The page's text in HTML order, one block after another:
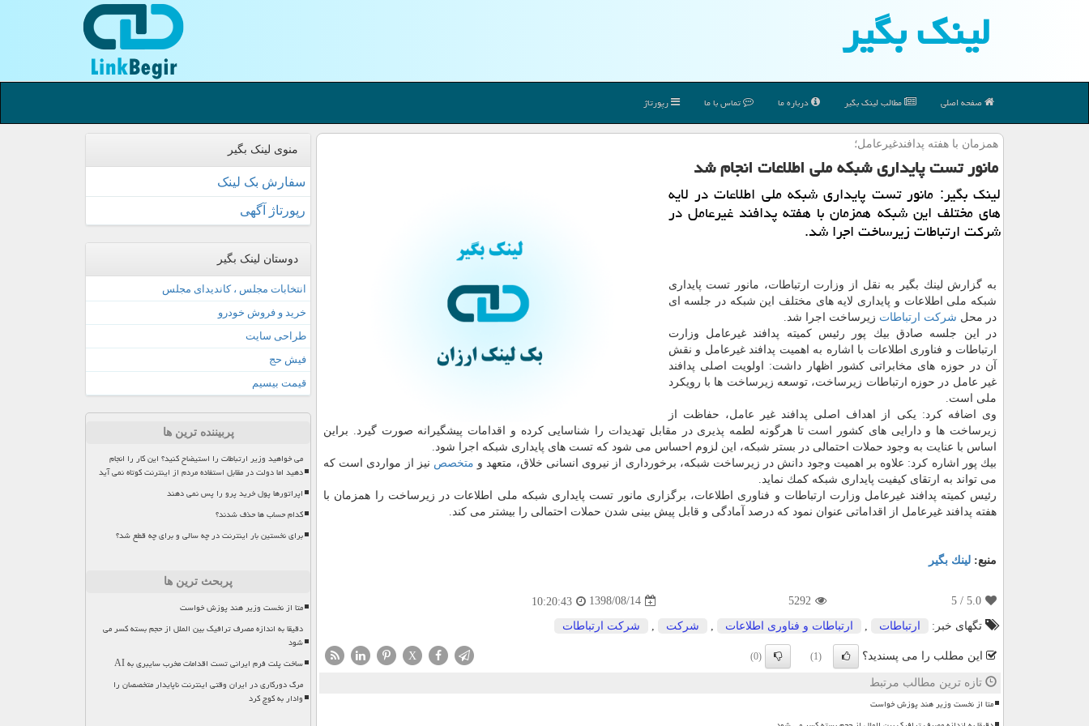
لینك بگیر
صفحه اصلی مطالب لینك بگیر درباره ما تماس با ما رپورتاژ
همزمان با هفته پدافندغیرعامل؛
مانور تست پایداری شبكه ملی اطلاعات انجام شد
لینك بگیر: مانور تست پایداری شبكه ملی اطلاعات در لایه
های مختلف این شبكه همزمان با هفته پدافند غیرعامل در
شركت ارتباطات زیرساخت اجرا شد.
به گزارش لینك بگیر به نقل از وزارت ارتباطات، مانور تست پایداری
شبكه ملی اطلاعات و پایداری لایه های مختلف این شبكه در جلسه ای
در محل شركت ارتباطات زیرساخت اجرا شد.
در این جلسه صادق بیك پور رئیس كمیته پدافند غیرعامل وزارت
ارتباطات و فناوری اطلاعات با اشاره به اهمیت پدافند غیرعامل و نقش
آن در حوزه های مخابراتی كشور اظهار داشت: اولویت اصلی پدافند
غیر عامل در حوزه ارتباطات زیرساخت، توسعه زیرساخت ها با رویكرد
ملی است.
وی اضافه كرد: یكی از اهداف اصلی پدافند غیر عامل، حفاظت از
زیرساخت ها و دارایی های كشور است تا هرگونه لطمه پذیری در مقابل تهدیدات را شناسایی كرده و اقدامات پیشگیرانه صورت گیرد. براین
اساس با عنایت به وجود حملات احتمالی در بستر شبكه، این لزوم احساس می شود كه تست های پایداری شبكه اجرا شود.
بیك پور اشاره كرد: علاوه بر اهمیت وجود دانش در زیرساخت شبكه، برخورداری از نیروی انسانی خلاق، متعهد و متخصص نیز از مواردی است كه
می تواند به ارتقای كیفیت پایداری شبكه كمك نماید.
رئیس كمیته پدافند غیرعامل وزارت ارتباطات و فناوری اطلاعات، برگزاری مانور تست پایداری شبكه ملی اطلاعات در زیرساخت را همزمان با
هفته پدافند غیرعامل از اقداماتی عنوان نمود كه درصد آمادگی و قابل پیش بینی شدن حملات احتمالی را بیشتر می كند.
منبع: لینك بگیر
5.0
/ 5
5292
1398/08/14
10:20:43
تگهای خبر:
ارتباطات ارتباطات و فناوری اطلاعات شركت شركت ارتباطات
این مطلب را می پسندید؟ (1)
(0)
X
تازه ترین مطالب مرتبط
متا از نخست وزیر هند پوزش خواست
منوی لینک بگیر
سفارش بک لینک
رپورتاژ آگهی
دوستان لینک بگیر
انتخابات مجلس ، کاندیدای مجلس
خرید و فروش خودرو
طراحی سایت
فیش حج
قیمت بیسیم
پربیننده ترین ها
می خواهید وزیر ارتباطات را استیضاح کنید؟ این کار را انجام
دهید اما دولت در مقابل استفاده مردم از اینترنت کوتاه نمی آید
اپراتورها پول خرید پرو را پس نمی دهند
کدام حساب ها حذف شدند؟
برای نخستین بار اینترنت در چه سالی و برای چه قطع شد؟
پربحث ترین ها
متا از نخست وزیر هند پوزش خواست
دقیقا به اندازه مصرف ترافیک بین الملل از حجم بسته کسر می
شود
ساخت پلت فرم ایرانی تست اقدامات مخرب سایبری به AI
مرگ دورکاری در ایران وقتی اینترنت ناپایدار متخصصان را
وادار به کوچ کرد